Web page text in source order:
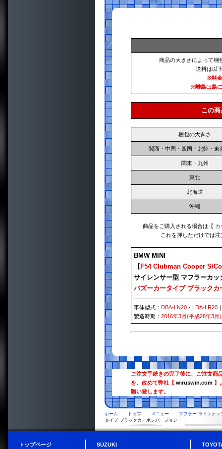
商品の大きさによって梱
送料は以
※料
※離島は島
この
梱包の大きさ
関西・中国・四国・北陸・東
関東・九州
東北
北海道
沖縄
商品をご購入される場合は【 カ
これを押しただけでは
BMW MINI
【 F54 Clubman Cooper S/
サイレンサー型 マフラーカッ
バズーカータイプ ブラックカ
車体型式： DBA-LN20・ LDA-LR20
製造時期： 2016年3月(平成28年3月)
ご注文手続きの完了後に、ご注文商
を、改めて弊社【 wiruswin.com】
願い致します。
ホーム トップ メニュー
マフラー ラインナッ
タイプ ブラックカーボンバージョン
トップページ
SUZUKI